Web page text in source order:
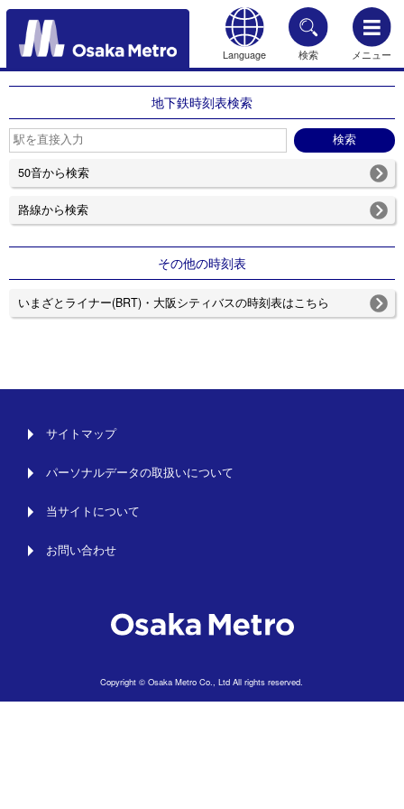
Language 検索 メニュー
もどる
地下鉄時刻表検索
50音から検索
路線から検索
その他の時刻表
いまざとライナー(BRT)・大阪シティバスの時刻表はこちら
サイトマップ
パーソナルデータの取扱いについて
当サイトについて
お問い合わせ
Copyright © Osaka Metro Co., Ltd All rights reserved.